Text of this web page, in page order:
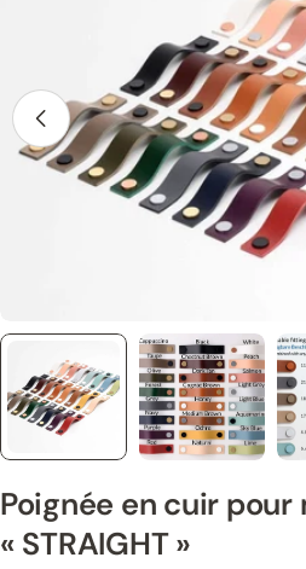
produit
le média 0 dans une
Poignée en cuir
« STRAIGHT »